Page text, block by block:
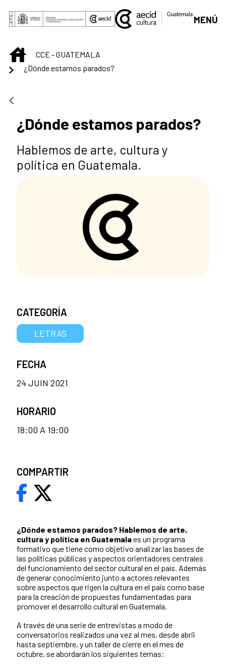
Saut au contenu principal
MENÚ
INICIOCCE - GUATEMALA
¿Dónde estamos parados?
¿Dónde estamos parados?
Hablemos de arte, cultura y
política en Guatemala.
¿Dónde estamos parados? Hablemos de arte,
cultura y política en Guatemalaes un programa
formativo que tiene como objetivo analizar las bases de
las políticas públicas y aspectos orientadores centrales
del funcionamiento del sector cultural en el país. Además
de generar conocimiento junto a actores relevantes
sobre aspectos que rigen la cultura en el país como base
para la creación de propuestas fundamentadas para
promover el desarrollo cultural en Guatemala.
A través de una serie de entrevistas a modo de
conversatorios realizados una vez al mes, desde abril
hasta septiembre, y un taller de cierre en el mes de
octubre, se abordarán los siguientes temas:
CATEGORÍA
LETRAS
FECHA
24 JUIN 2021
HORARIO
18:00 A 19:00
COMPARTIR